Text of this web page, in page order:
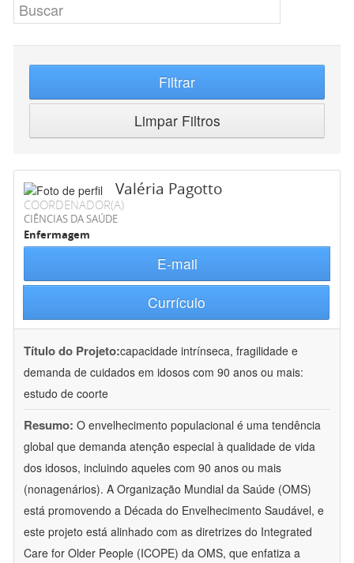
Filtrar
Limpar Filtros
Valéria Pagotto
COORDENADOR(A)
CIÊNCIAS DA SAÚDE
Enfermagem
E-mail
Currículo
Título do Projeto:capacidade intrínseca, fragilidade e
demanda de cuidados em idosos com 90 anos ou mais:
estudo de coorte
Resumo: O envelhecimento populacional é uma tendência
global que demanda atenção especial à qualidade de vida
dos idosos, incluindo aqueles com 90 anos ou mais
(nonagenários). A Organização Mundial da Saúde (OMS)
está promovendo a Década do Envelhecimento Saudável, e
este projeto está alinhado com as diretrizes do Integrated
Care for Older People (ICOPE) da OMS, que enfatiza a